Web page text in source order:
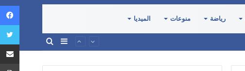
رياضة منوعات الميديا
إضافة